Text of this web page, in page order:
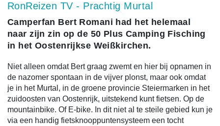
RonReizen TV - Prachtig Murtal
Camperfan Bert Romani had het helemaal
naar zijn zin op de 50 Plus Camping Fisching
in het Oostenrijkse Weißkirchen.
Niet alleen omdat Bert graag zwemt en hier bij opnamen in
de nazomer spontaan in de vijver plonst, maar ook omdat
je in het Murtal, in de groene provincie Steiermarken in het
zuidoosten van Oostenrijk, uitstekend kunt fietsen. Op de
mountainbike. Of E-bike. In dit niet al te steile gebied kun je
via een handig fietsknooppuntensysteem een tocht